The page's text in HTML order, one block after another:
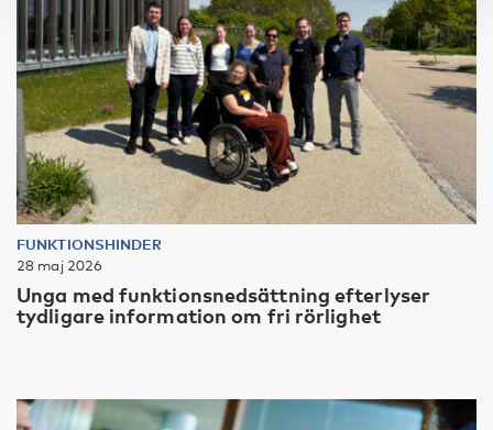
FUNKTIONSHINDER
28 maj 2026
Unga med funktionsnedsättning efterlyser
tydligare information om fri rörlighet